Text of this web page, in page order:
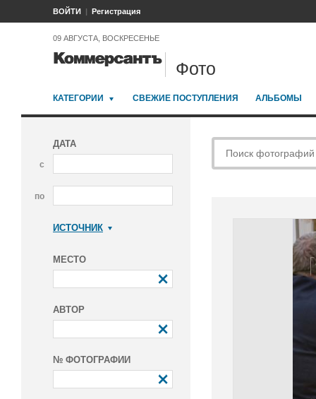
ВОЙТИ Регистрация
09 АВГУСТА, ВОСКРЕСЕНЬЕ
Фото
КАТЕГОРИИ СВЕЖИЕ ПОСТУПЛЕНИЯ АЛЬБОМЫ
ДАТА
с
по
ИСТОЧНИК
МЕСТО
АВТОР
№ ФОТОГРАФИИ